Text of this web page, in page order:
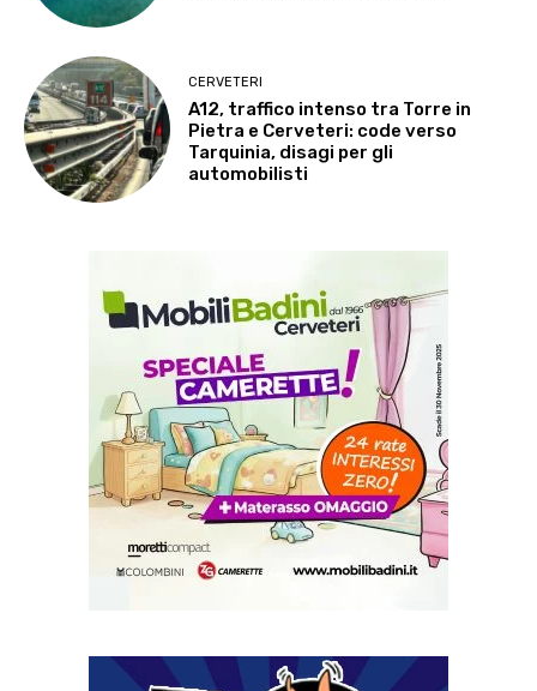
CERVETERI
A12, traffico intenso tra Torre in
Pietra e Cerveteri: code verso
Tarquinia, disagi per gli
automobilisti